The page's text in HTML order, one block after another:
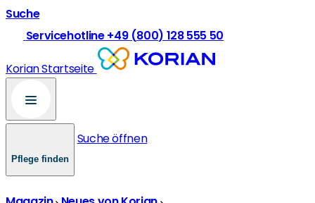
Suche
Servicehotline +49 (800) 128 555 50
Korian Startseite
Pflege finden
Suche öffnen